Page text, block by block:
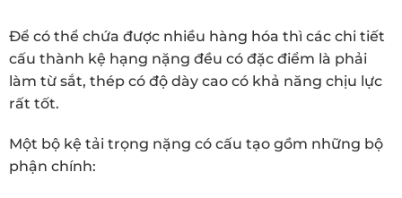
Để có thể chứa được nhiều hàng hóa thì các chi tiết
cấu thành kệ hạng nặng đều có đặc điểm là phải
làm từ sắt, thép có độ dày cao có khả năng chịu lực
rất tốt.
Một bộ kệ tải trọng nặng có cấu tạo gồm những bộ
phận chính: